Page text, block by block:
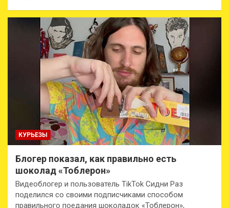
КУРЬЕЗЫ
Блогер показал, как правильно есть
шоколад «Тоблерон»
Видеоблогер и пользователь TikTok Сидни Раз
поделился со своими подписчиками способом
правильного поедания шоколадок «Тоблерон»,